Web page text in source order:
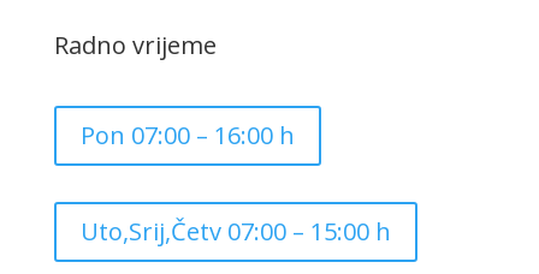
Radno vrijeme
Pon 07:00 – 16:00 h
Uto,Srij,Četv 07:00 – 15:00 h